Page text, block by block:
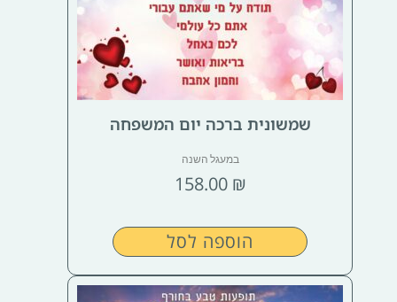
שמשונית ברכה יום המשפחה
במעגל השנה
158.00 ₪
הוספה לסל